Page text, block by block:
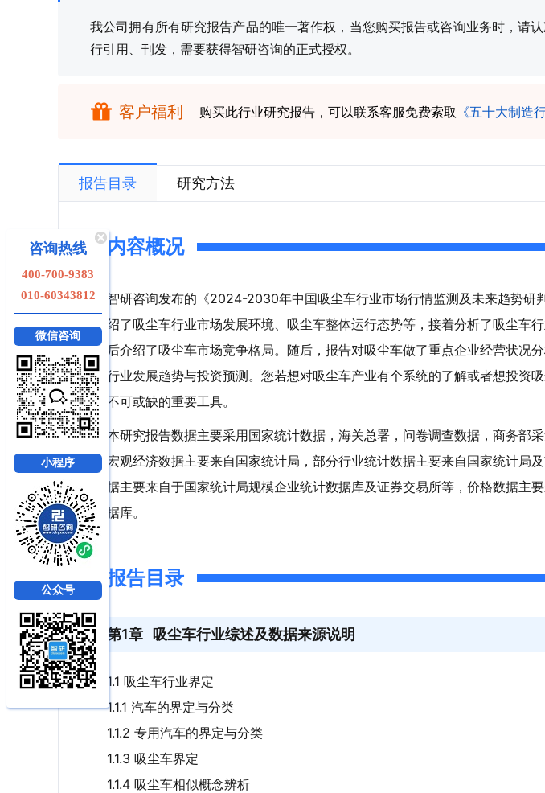
我公司拥有所有研究报告产品的唯一著作权，当您购买报告或咨询业务时，
行引用、刊发，需要获得智研咨询的正式授权。
客户福利 购买此行业研究报告，可以联系客服免费索取 《五十大制造
报告目录 研究方法
内容概况
智研咨询发布的《2024-2030年中国吸尘车行业市场行情监测及未来趋势研
绍了吸尘车行业市场发展环境、吸尘车整体运行态势等，接着分析了吸尘车
后介绍了吸尘车市场竞争格局。随后，报告对吸尘车做了重点企业经营状况
行业发展趋势与投资预测。您若想对吸尘车产业有个系统的了解或者想投资
不可或缺的重要工具。
本研究报告数据主要采用国家统计数据，海关总署，问卷调查数据，商务部
宏观经济数据主要来自国家统计局，部分行业统计数据主要来自国家统计局
据主要来自于国家统计局规模企业统计数据库及证券交易所等，价格数据主
据库。
报告目录
第1章 吸尘车行业综述及数据来源说明
1.1 吸尘车行业界定
1.1.1 汽车的界定与分类
1.1.2 专用汽车的界定与分类
1.1.3 吸尘车界定
1.1.4 吸尘车相似概念辨析
咨询热线
400-700-9383
010-60343812
微信咨询
小程序
公众号